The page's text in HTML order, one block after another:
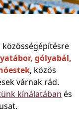
közösségépítésre
gólyabál,
, közös
várnak rád.
kínálatában és